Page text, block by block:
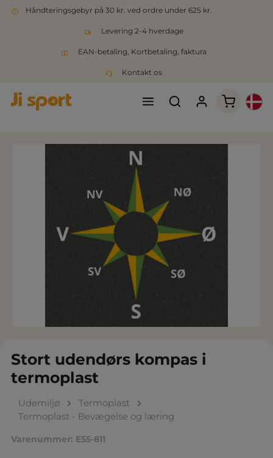
Håndteringsgebyr på 30 kr. ved ordre under 625 kr.
Levering 2-4 hverdage
EAN-betaling, Kortbetaling, faktura
Kontakt os
Spring over billedgalleri
Stort udendørs kompas i
termoplast
Udemiljø
Termoplast
Termoplast - Bevægelse og læring
Varenummer: E55-811